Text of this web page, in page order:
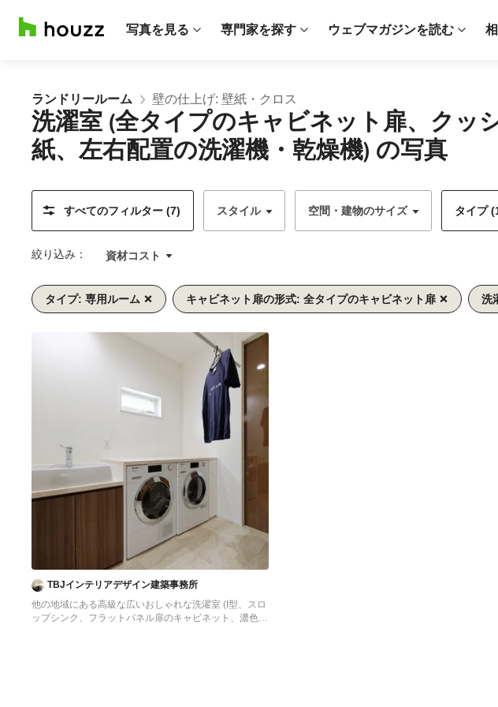
写真を見る 専門家を探す ウェブマガジンを読む
ランドリールーム 壁の仕上げ: 壁紙・クロス
洗濯室 (全タイプのキャビネット扉、クッ
紙、左右配置の洗濯機・乾燥機) の写真
すべてのフィルター (7) スタイル 空間・建物のサイズ タイプ
絞り込み： 資材コスト
タイプ: 専用ルーム キャビネット扉の形式: 全タイプのキャビネット扉 洗
TBJインテリアデザイン建築事務所
他の地域にある高級な広いおしゃれな洗濯室 (I型、スロ
ップシンク、フラットパネル扉のキャビネット、濃色木